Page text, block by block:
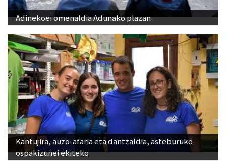
Adinekoei omenaldia Adunako plazan
Kantujira, auzo-afaria eta dantzaldia, asteburuko
ospakizunei ekiteko